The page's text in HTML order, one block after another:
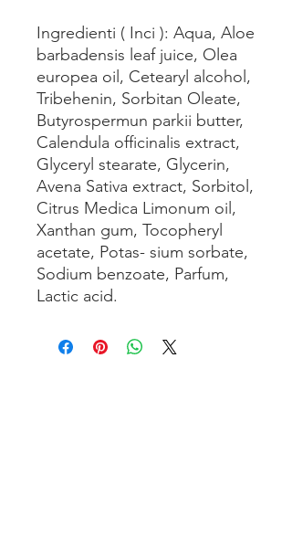
Ingredienti ( Inci ): Aqua, Aloe
barbadensis leaf juice, Olea
europea oil, Cetearyl alcohol,
Tribehenin, Sorbitan Oleate,
Butyrospermun parkii butter,
Calendula officinalis extract,
Glyceryl stearate, Glycerin,
Avena Sativa extract, Sorbitol,
Citrus Medica Limonum oil,
Xanthan gum, Tocopheryl
acetate, Potas- sium sorbate,
Sodium benzoate, Parfum,
Lactic acid.